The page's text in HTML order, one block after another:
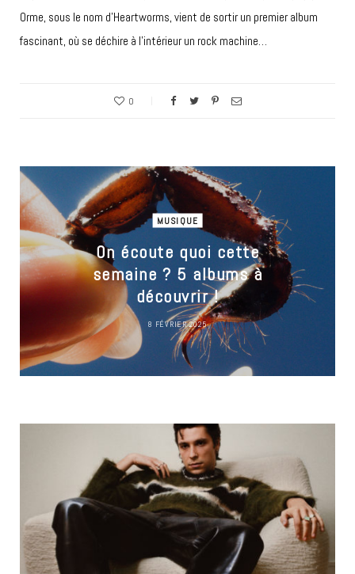
Orme, sous le nom d’Heartworms, vient de sortir un premier album
fascinant, où se déchire à l’intérieur un rock machine…
0
MUSIQUE
On écoute quoi cette
semaine ? 5 albums à
découvrir !
8 FÉVRIER 2025